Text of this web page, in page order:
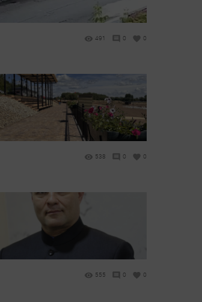
491 0 0
538 0 0
555 0 0